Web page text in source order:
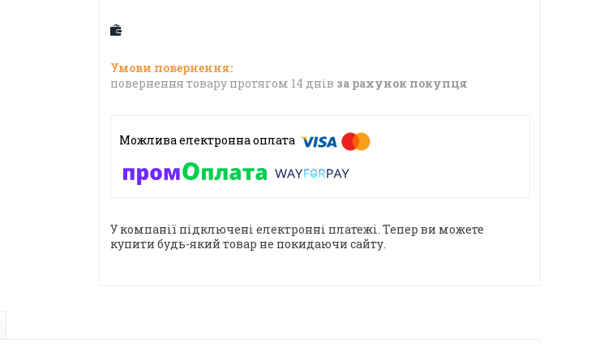
повернення товару протягом 14 днів за рахунок покупця
У компанії підключені електронні платежі. Тепер ви можете
купити будь-який товар не покидаючи сайту.